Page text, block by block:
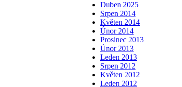
Duben 2025
Srpen 2014
Květen 2014
Únor 2014
Prosinec 2013
Únor 2013
Leden 2013
Srpen 2012
Květen 2012
Leden 2012